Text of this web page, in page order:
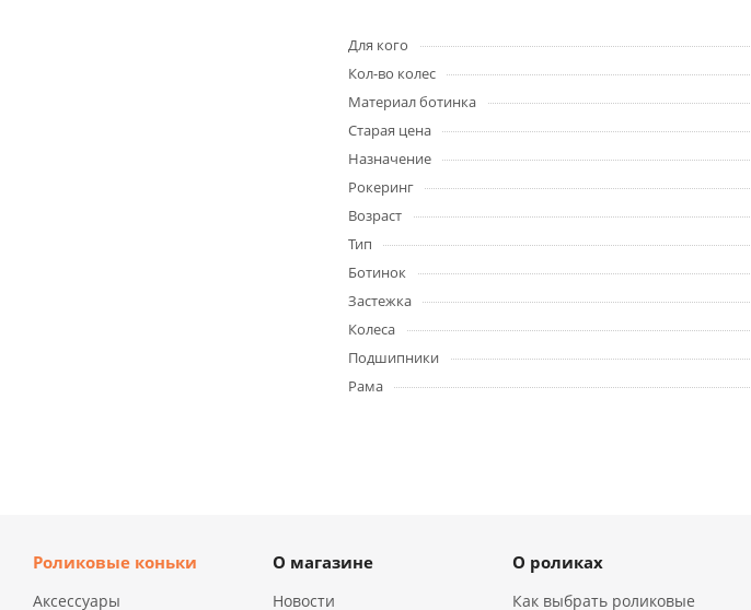
Для кого
Кол-во колес
Материал ботинка
Старая цена
Назначение
Рокеринг
Возраст
Тип
Ботинок
Застежка
Колеса
Подшипники
Рама
Роликовые коньки
Аксессуары
О магазине
Новости
О роликах
Как выбрать роликовые